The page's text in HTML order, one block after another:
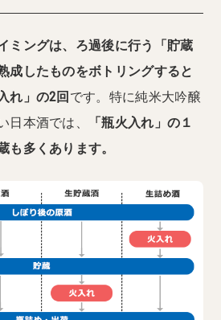
ミングは、ろ過後に行う「貯蔵
成したものをボトリングすると
れ」の2回 です。特に純米大吟醸
日本酒では、
「瓶火入れ」の１
も多くあります。